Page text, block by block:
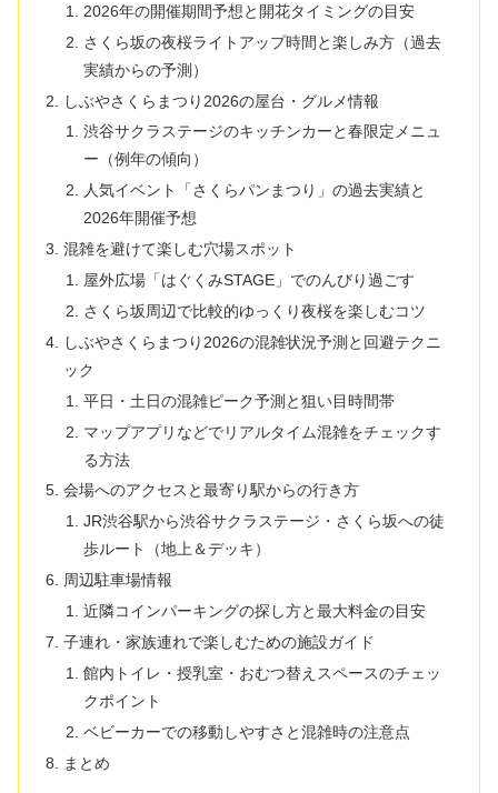
2026年の開催期間予想と開花タイミングの目安
さくら坂の夜桜ライトアップ時間と楽しみ方（過去
実績からの予測）
しぶやさくらまつり2026の屋台・グルメ情報
渋谷サクラステージのキッチンカーと春限定メニュ
ー（例年の傾向）
人気イベント「さくらパンまつり」の過去実績と
2026年開催予想
混雑を避けて楽しむ穴場スポット
屋外広場「はぐくみSTAGE」でのんびり過ごす
さくら坂周辺で比較的ゆっくり夜桜を楽しむコツ
しぶやさくらまつり2026の混雑状況予測と回避テクニ
ック
平日・土日の混雑ピーク予測と狙い目時間帯
マップアプリなどでリアルタイム混雑をチェックす
る方法
会場へのアクセスと最寄り駅からの行き方
JR渋谷駅から渋谷サクラステージ・さくら坂への徒
歩ルート（地上＆デッキ）
周辺駐車場情報
近隣コインパーキングの探し方と最大料金の目安
子連れ・家族連れで楽しむための施設ガイド
館内トイレ・授乳室・おむつ替えスペースのチェッ
クポイント
ベビーカーでの移動しやすさと混雑時の注意点
まとめ